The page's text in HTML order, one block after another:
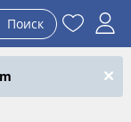
Поиск